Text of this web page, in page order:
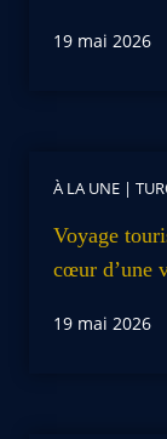
19 mai 2026
À LA UNE |
Voyage
cœur d’une
19 mai 2026